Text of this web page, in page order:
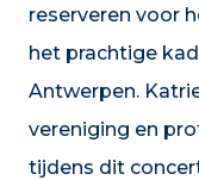
reserveren voor
het prachtige
Antwerpen.
vereniging en
tijdens dit